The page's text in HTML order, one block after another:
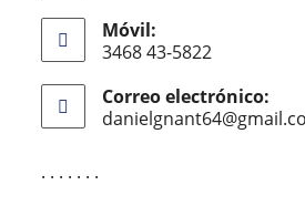
Móvil:
3468 43-5822
Correo electrónico:
. . . . . . .